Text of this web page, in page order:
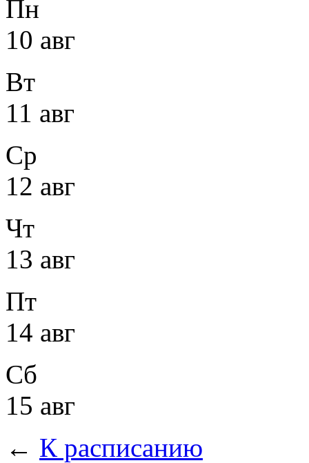
Пн
10 авг
Вт
11 авг
Ср
12 авг
Чт
13 авг
Пт
14 авг
Сб
15 авг
← К расписанию